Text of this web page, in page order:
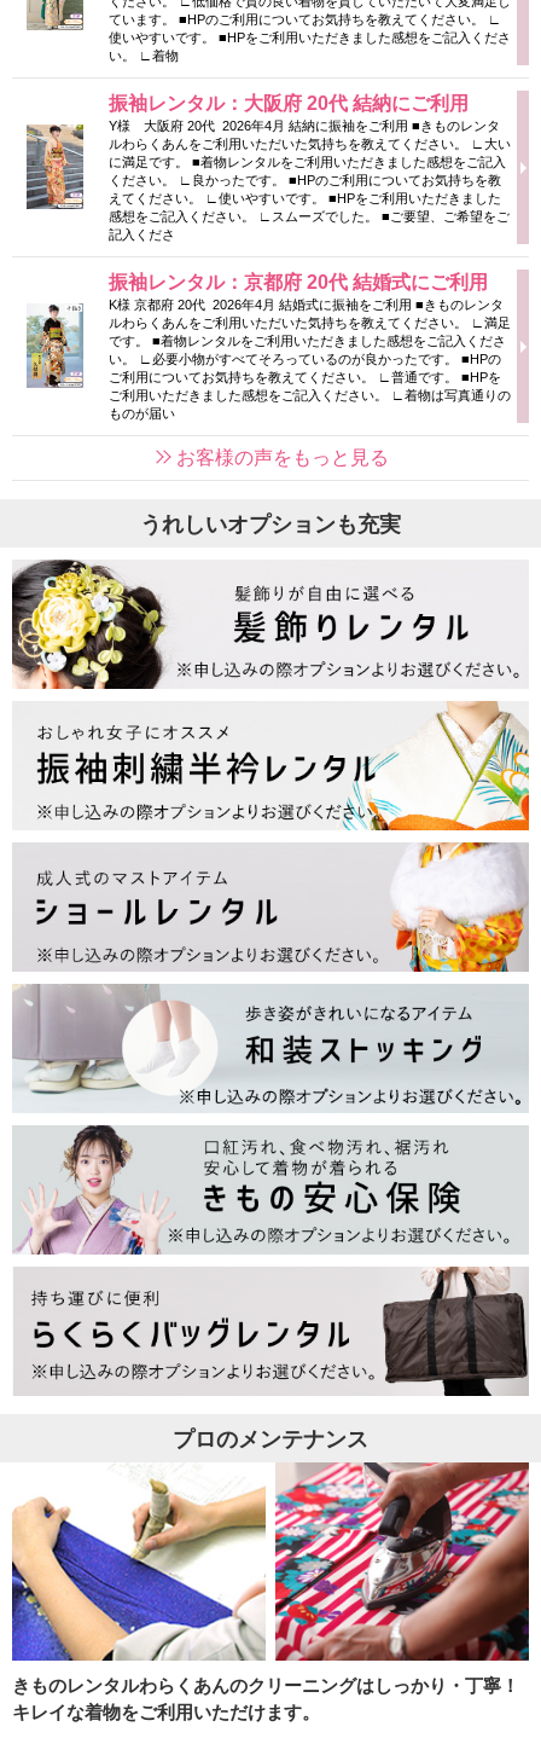
ています。 ■HPのご利用についてお気持ちを教えてください。 ∟
使いやすいです。 ■HPをご利用いただきました感想をご記入くださ
い。 ∟着物
振袖レンタル：大阪府 20代 結納にご利用
Y様 大阪府 20代 2026年4月 結納に振袖をご利用 ■きものレンタ
ルわらくあんをご利用いただいた気持ちを教えてください。 ∟大い
に満足です。 ■着物レンタルをご利用いただきました感想をご記入
ください。 ∟良かったです。 ■HPのご利用についてお気持ちを教
えてください。 ∟使いやすいです。 ■HPをご利用いただきました
感想をご記入ください。 ∟スムーズでした。 ■ご要望、ご希望をご
記入くださ
振袖レンタル：京都府 20代 結婚式にご利用
K様 京都府 20代 2026年4月 結婚式に振袖をご利用 ■きものレンタ
ルわらくあんをご利用いただいた気持ちを教えてください。 ∟満足
です。 ■着物レンタルをご利用いただきました感想をご記入くださ
い。 ∟必要小物がすべてそろっているのが良かったです。 ■HPの
ご利用についてお気持ちを教えてください。 ∟普通です。 ■HPを
ご利用いただきました感想をご記入ください。 ∟着物は写真通りの
ものが届い
お客様の声をもっと見る
うれしいオプションも充実
プロのメンテナンス
きものレンタルわらくあんのクリーニングはしっかり・丁寧！
キレイな着物をご利用いただけます。